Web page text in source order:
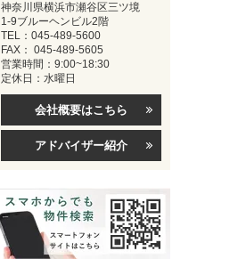
神奈川県横浜市瀬谷区三ツ境
1-9ブルーヘンビル2階
TEL：045-489-5600
FAX： 045-489-5605
営業時間：9:00~18:30
定休日：水曜日
会社概要はこちら
アドバイザー紹介